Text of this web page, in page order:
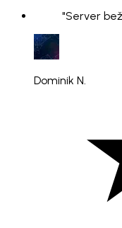
"Server
Dominik N.